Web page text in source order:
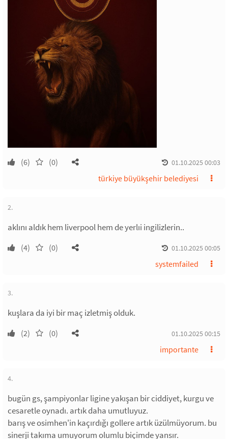
(6) (0) 01.10.2025 00:03
türkiye büyükşehir belediyesi
2.
aklını aldık hem liverpool hem de yerlıi ingilizlerin..
(4) (0) 01.10.2025 00:05
systemfailed
3.
kuşlara da iyi bir maç izletmiş olduk.
(2) (0) 01.10.2025 00:15
importante
4.
bugün gs, şampiyonlar ligine yakışan bir ciddiyet, kurgu ve
cesaretle oynadı. artık daha umutluyuz.
barış ve osimhen'in kaçırdığı gollere artık üzülmüyorum. bu
sinerji takıma umuyorum olumlu biçimde yansır.